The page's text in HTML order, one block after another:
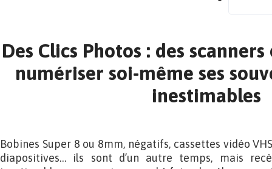
Des Clics Photos : des
numériser soi-même ses
inestimables
Bobines Super 8 ou 8mm, négatifs, cassettes vidéo
diapositives… ils sont d’un autre temps, mais